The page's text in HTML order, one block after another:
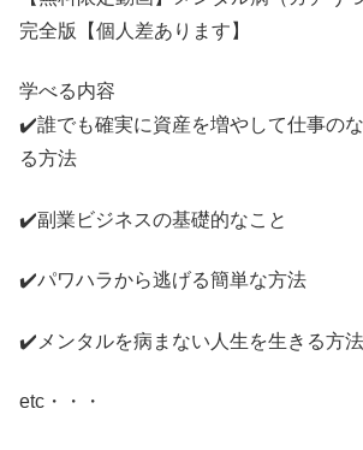
完全版【個人差あります】
学べる内容
✔️誰でも確実に資産を増やして仕事の
る方法
✔️副業ビジネスの基礎的なこと
✔️パワハラから逃げる簡単な方法
✔️メンタルを病まない人生を生きる方法
etc・・・